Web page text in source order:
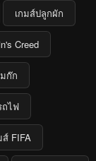
เกมส์ปลูกผัก
Creed
ก๊ก
ถไฟ
ส์ FIFA